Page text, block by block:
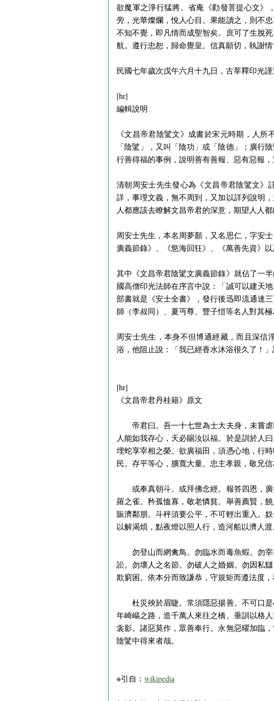
欲魔軍之淨行猛將。省庵《勸發菩提心文》
旁，光華燦爛，悅人心目。果能讀之，則不
不知不覺，即凡情而成聖智矣。庶可了生脫
航。遵行忠恕，歸命覺皇。信真願切，執謝
民國七年歲次戊午六月十九日，古莘釋印光謹
[hr]
編輯說明
《文昌帝君陰騭文》成書於宋元時期，人
「陰騭」，又叫「陰功」或「陰德」；廣行
行善得福的事例，說明善有善報、惡有惡報
清朝周安士先生發心為《文昌帝君陰騭文》
詳，事理文義，無不周到，又加以詳列說明
人都應該去瞭解文昌帝君的深意，期望人人
周安士先生，本名周夢顏，又名思仁，字安
廣義節錄》、《慾海回狂》、《萬善先資》
其中《文昌帝君陰騭文廣義節錄》就佔了一
國高僧印光法師在序言中說：「誠可以建天
部書就是《安士全書》，發行後迅即流通達
師（李叔同）、夏丏尊、豐子愷等名人對其極
周安士先生，本身不但博通經藏，而且深信
浴，他阻止說：「我已經香水沐浴很久了！
[hr]
《文昌帝君丹桂籍》原文
帝君曰。吾一十七世為士大夫身，未嘗虐
人能如我存心，天必賜汝以福。於是訓於人
埋蛇享宰相之榮。欲廣福田，須憑心地，行
民。存平等心，擴寬大量。忠主孝親，敬兄
或奉真朝斗。或拜佛念經。報答四恩，廣
羅之雀。矜孤恤寡，敬老憐貧。舉善薦賢，
賑濟鄰朋。斗秤須要公平，不可輕出重入。
以解渴煩，點夜燈以照人行，造河船以濟人
勿登山而網禽鳥。勿臨水而毒魚蝦。勿宰
訟。勿壞人之名節。勿破人之婚姻。勿因私
欺窮困。依本分而致謙恭，守規矩而遵法度
杜災殃於眉睫。常須隱惡揚善。不可口是
年崎嶇之路，造千萬人來往之橋。垂訓以格
衾影。諸惡莫作，眾善奉行。永無惡曜加臨
陰騭中得來者哉。
※引自： wikipedia